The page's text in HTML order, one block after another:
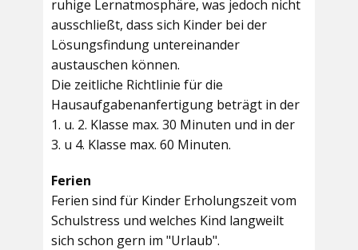
ruhige Lernatmosphäre, was jedoch nicht
ausschließt, dass sich Kinder bei der
Lösungsfindung untereinander
austauschen können.
Die zeitliche Richtlinie für die
Hausaufgabenanfertigung beträgt in der
1. u. 2. Klasse max. 30 Minuten und in der
3. u 4. Klasse max. 60 Minuten.
Ferien
Ferien sind für Kinder Erholungszeit vom
Schulstress und welches Kind langweilt
sich schon gern im "Urlaub".